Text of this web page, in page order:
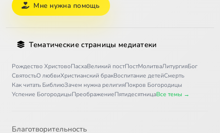
Мне нужна помощь
Тематические страницы медиатеки
Рождество ХристовоПасхаВеликий постПостМолитваЛитургияБог
СвятостьО любвиХристианский бракВоспитание детейСмерть
Как читать БиблиюЗачем нужна религияПокров Богородицы
Успение БогородицыПреображениеПятидесятницаВсе темы →
Благотворительность